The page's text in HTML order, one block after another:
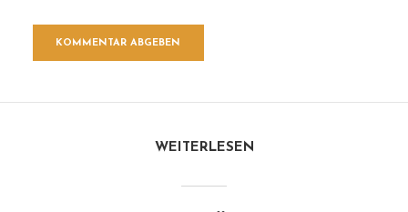
WEITERLESEN